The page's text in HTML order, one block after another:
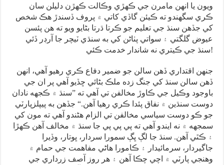
ويون يا انهن مامرن جي ڪهڙي وڪالت ڪهڙن دليلن سان
ڪري سگهندو ته ڪيئن گاڏي کاتي ۾ پروف ڏسندڙ هڪ شخص
کي جڏهن سنڌ جي تعليم جو ڪرتا ڌرتا بڻايو ويو ته هن پئسن
عيوض گلگتي ۽ سواتي پٺاڻن کي به سنڌي ٽيچر جا آرڊر ڏئي
سنڌ جي ڪيتري نه شاندار خدمت ڪئي!
جنهن اقتداري ڏهن سالن جو ضمير دفاع ڪري رهيو آهي، انهن
ڏهن سالن سنڌ کي جنگ زده ملڪ بڻائي ڇڏيو آهي پر ان جي
باوجود وڪيل جي ڪاوڙ مخالفن تي آهي ته ”سنڌ ۾ ڪجهه نادان
دوست سنڌين ۾ نفاق پئدا ڪري رهيا آهن.“ جڏهن به پيپلزپارٽي
جو ڪو دوست سياسي مخالفن تي الزام هڻندو آهي ته مون کي
سمجهه ۾ نه ايندو آهي ته پي پي پي جا سنڌ ۾ مخالف آهن ڪهڙا
۽ ڪٿي آهن. سنڌ جا لڳ ڀڳ سمورا سردار، ڀوتار، وڏيرا
جاگيردار، سرمائيدار ۽ ڪامورا هاڻي مفاهمت جي حمام ۾
وهنجي پارٽي ۾ اچي چڪا آهن ۽ هر روز آصف زرداري جي